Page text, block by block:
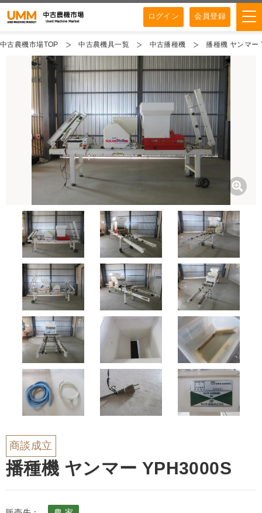
ログイン 会員登録
中古農機市場TOP 中古農機具一覧 中古播種機 播種機 ヤンマー
商談成立
播種機 ヤンマー YPH3000S